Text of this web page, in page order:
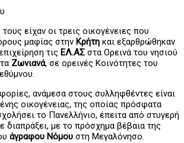
είχαν οι τρεις οικογένειες που
μαφίας στην Κρήτη και εξαρθρώθηκαν
τις ΕΛ.ΑΣ στα Ορεινά του νησιού
Ζωνιανά, σε ορεινές Κοινότητες του
ανάμεσα στους συλληφθέντες είναι
οικογένειας, της οποίας πρόσφατα
το Πανελλήνιο, έπειτα από στυγερή
διαπράξει, με το πρόσχημα βέβαια της
άγραφου Νόμου στη Μεγαλόνησο.